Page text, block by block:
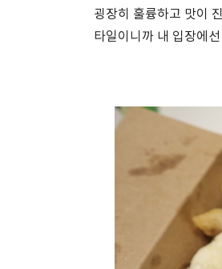
굉장히 훌륭하고 맛이
타일이니까 내 입장에